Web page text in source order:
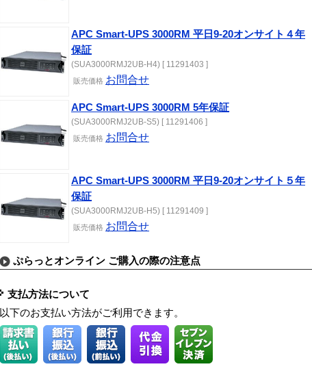
APC Smart-UPS 3000RM 平日9-20オンサイト４年
保証
(SUA3000RMJ2UB-H4) [ 11291403 ]
販売価格 お問合せ
APC Smart-UPS 3000RM 5年保証
(SUA3000RMJ2UB-S5) [ 11291406 ]
販売価格 お問合せ
APC Smart-UPS 3000RM 平日9-20オンサイト５年
保証
(SUA3000RMJ2UB-H5) [ 11291409 ]
販売価格 お問合せ
ぷらっとオンライン ご購入の際の注意点
支払方法について
以下のお支払い方法がご利用できます。